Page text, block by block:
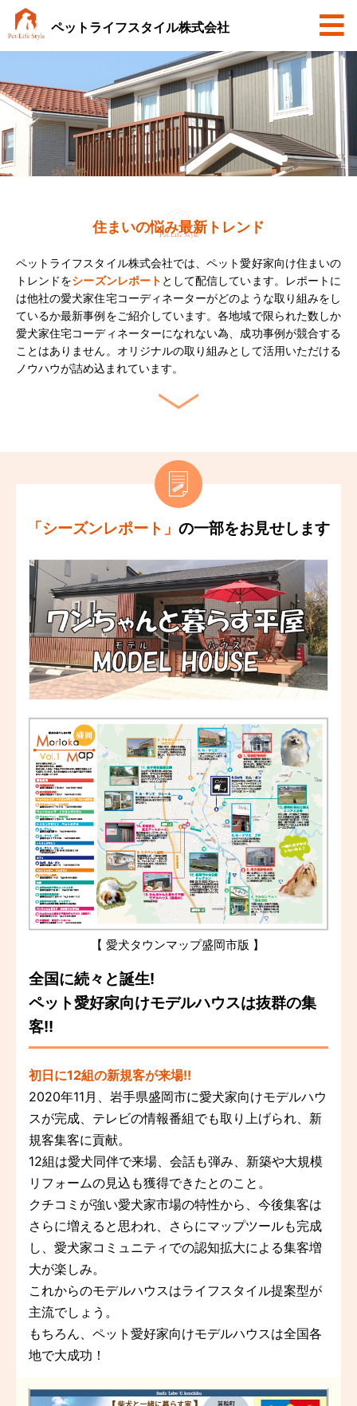
住まいの悩み最新トレンド
ペットライフスタイル株式会社では、ペット愛好家向け住まいの
トレンドをシーズンレポート として配信しています。
レポートに
は他社の愛犬家住宅コーディネーターがどのような取り組みをし
ているか最新事例をご紹介しています。各地域で限られた数しか
愛犬家住宅コーディネーターになれない為、成功事例が競合する
ことはありません。 オリジナルの取り組みとして活用いただける
ノウハウが詰め込まれています。
「シーズンレポート」 の一部をお見せします
全国に続々と誕生!
ペット愛好家向けモデルハウスは抜群の集
客!!
初日に12組の新規客が来場!!
2020年11月、岩手県盛岡市に愛犬家向けモデルハウ
スが完成、テレビの情報番組でも取り上げられ、新
規客集客に貢献。
12組は愛犬同伴で来場、会話も弾み、新築や大規模
リフォームの見込も獲得できたとのこと。
クチコミが強い愛犬家市場の特性から、今後集客は
さらに増えると思われ、さらにマップツールも完成
し、愛犬家コミュニティでの認知拡大による集客増
大が楽しみ。
これからのモデルハウスはライフスタイル提案型が
主流でしょう。
もちろん、ペット愛好家向けモデルハウスは全国各
地で大成功！